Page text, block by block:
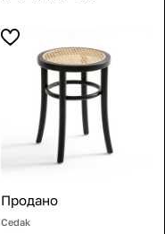
Продано
Cedak